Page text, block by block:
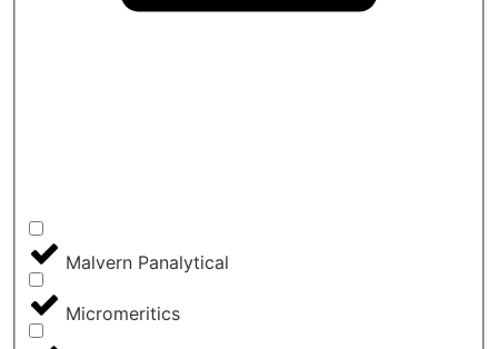
Malvern Panalytical
Micromeritics